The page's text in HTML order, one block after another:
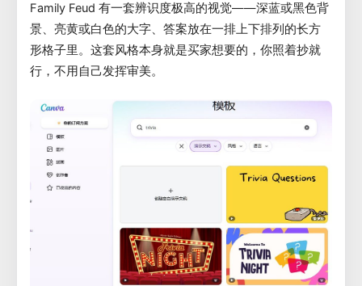
Family Feud 有一套辨识度极高的视觉——深蓝或黑色背
景、亮黄或白色的大字、答案放在一排上下排列的长方
形格子里。这套风格本身就是买家想要的，你照着抄就
行，不用自己发挥审美。